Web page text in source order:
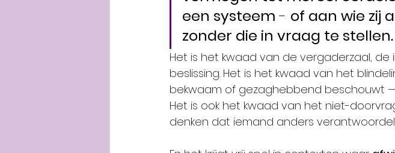
een systeem - of aan wie zij
zonder die in vraag te stellen.
Het is het kwaad van de vergaderzaal, de
beslissing. Het is het kwaad van het
bekwaam of gezaghebbend beschouwt
Het is ook het kwaad van het niet-
denken dat iemand anders